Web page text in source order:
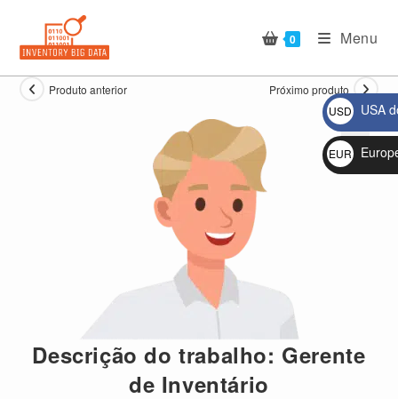
conteúdo
0 Menu
Produto anterior Próximo produto
🔍
Descrição do trabalho: Gerente
de Inventário
USD
$
USA
EUR
€